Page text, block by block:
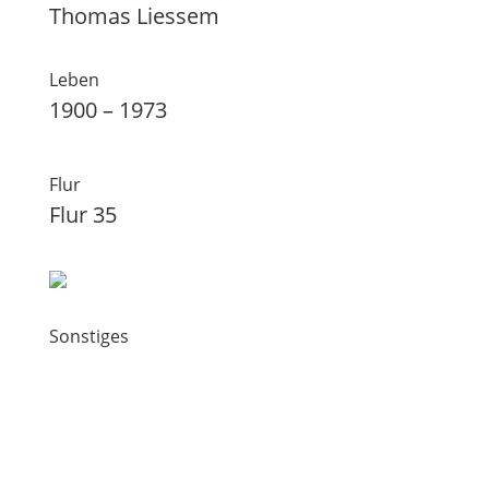
Thomas Liessem
Leben
1900 – 1973
Flur
Flur 35
Sonstiges